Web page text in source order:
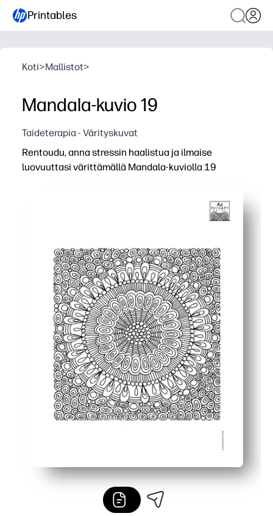
Printables
Koti>Mallistot>
Mandala-kuvio 19
Taideterapia - Värityskuvat
Rentoudu, anna stressin haalistua ja ilmaise
luovuuttasi värittämällä Mandala-kuviolla 19
Monimutkainen mandala-symmetria auttaa sinua
Erinomainen perheille ja luokkahuoneille - jaa yksi